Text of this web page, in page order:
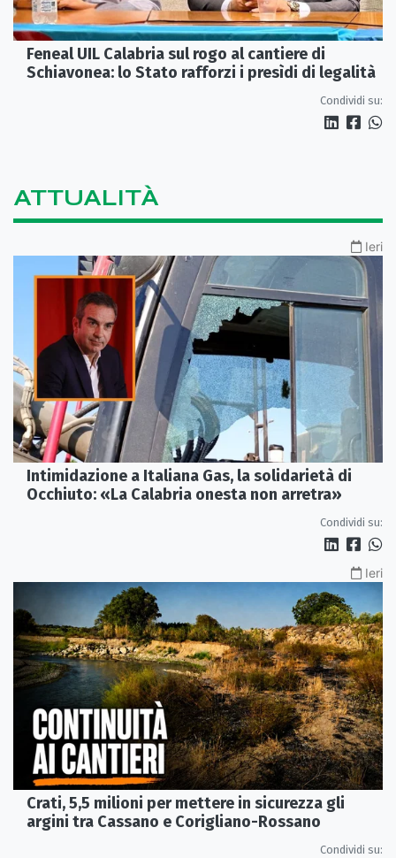
Feneal UIL Calabria sul rogo al cantiere di
Schiavonea: lo Stato rafforzi i presìdi di legalità
Condividi su:
ATTUALITÀ
Ieri
Intimidazione a Italiana Gas, la solidarietà di
Occhiuto: «La Calabria onesta non arretra»
Condividi su:
Ieri
Crati, 5,5 milioni per mettere in sicurezza gli
argini tra Cassano e Corigliano-Rossano
Condividi su: